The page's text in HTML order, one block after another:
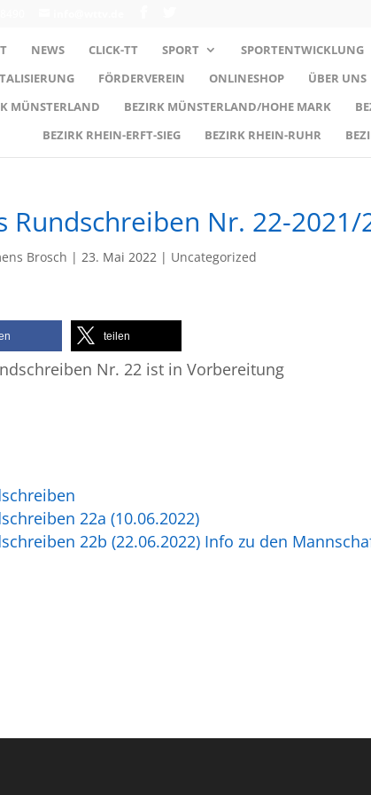
NEWS CLICK-TT SPORT SPORTENTWICKLUNG
FÖRDERVEREIN ONLINESHOP ÜBER UNS
MÜNSTERLAND
BEZIRK MÜNSTERLAND/HOHE MARK
BEZIRK RHEIN-ERFT-SIEG
BEZIRK RHEIN-RUHR
Rundschreiben Nr. 22-2021/
Brosch | 23. Mai 2022 | Uncategorized
teilen
Nr. 22 ist in Vorbereitung
22a (10.06.2022)
22b (22.06.2022) Info zu den